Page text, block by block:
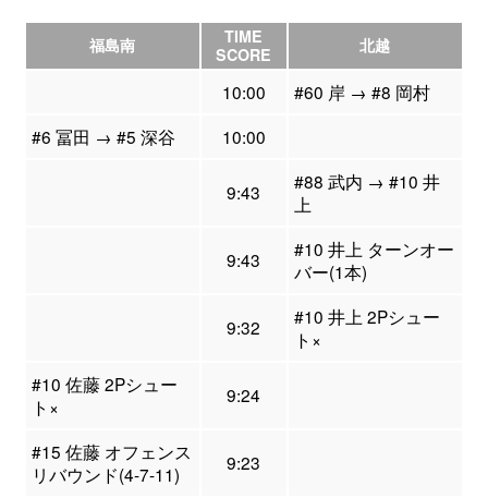
福島南
TIME
SCORE
北越
10:00
#60 岸 → #8 岡村
#6 冨田 → #5 深谷
10:00
9:43
#88 武内 → #10 井
上
9:43
#10 井上 ターンオー
バー(1本)
9:32
#10 井上 2Pシュー
ト×
#10 佐藤 2Pシュー
ト×
9:24
#15 佐藤 オフェンス
リバウンド(4-7-11)
9:23